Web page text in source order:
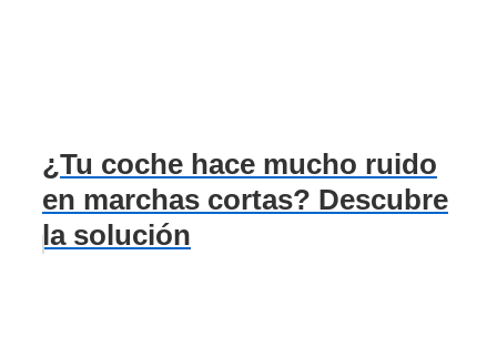
¿Tu coche hace mucho ruido
en marchas cortas? Descubre
la solución